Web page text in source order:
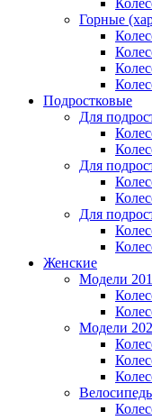
Горные
Подростковые
Для
Для
Для
Женскиe
Модели
Модели